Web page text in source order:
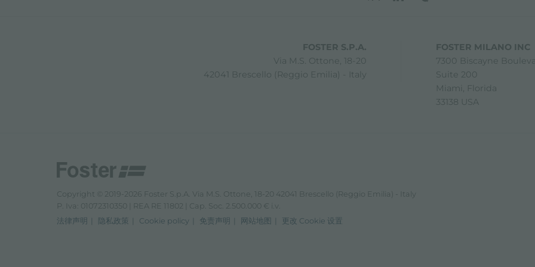
FOSTER S.P.A.
Via M.S. Ottone, 18-20
42041 Brescello (Reggio Emilia) - Italy
FOSTER MILANO INC
7300 Biscayne
Suite 200
Miami, Florida
33138 USA
Copyright © 2019-2026 Foster S.p.A. Via M.S. Ottone, 18-20 42041 Brescello (Reggio Emilia) - Italy
P. Iva: 01072310350 | REA RE 11802 | Cap. Soc. 2.500.000 € i.v.
法律声明
隐私政策 Cookie policy 免责声明 网站地图 更改 Cookie 设置